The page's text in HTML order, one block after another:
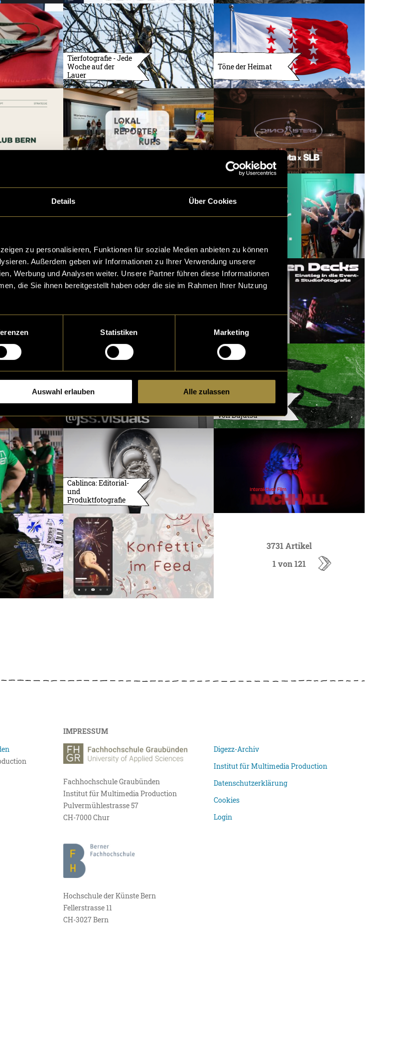
Details Über Cookies
zu personalisieren, Funktionen für soziale Medien anbieten zu können
Außerdem geben wir Informationen zu Ihrer Verwendung unserer
Werbung und Analysen weiter. Unsere Partner führen diese Informationen
die Sie ihnen bereitgestellt haben oder die sie im Rahmen Ihrer Nutzung
Statistiken Marketing
Auswahl erlauben Alle zulassen
Tierfotografie - Jede
Woche auf der
Lauer
Töne der Heimat
einen Frauenkurs
von Bujutsu
Cablinca: Editorial-
und
Produktfotografie
3731 Artikel
1 von 121
IMPRESSUM
Fachhochschule Graubünden
Institut für Multimedia Production
Pulvermühlestrasse 57
CH-7000 Chur
Hochschule der Künste Bern
Fellerstrasse 11
CH-3027 Bern
Digezz-Archiv
Institut für Multimedia Production
Datenschutzerklärung
Cookies
Login